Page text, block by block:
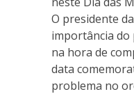
O presidente
importância
na hora de
data
problema no